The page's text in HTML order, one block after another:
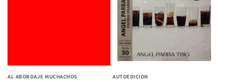
AL ABORDAJE MUCHACHOS AUTOEDICION